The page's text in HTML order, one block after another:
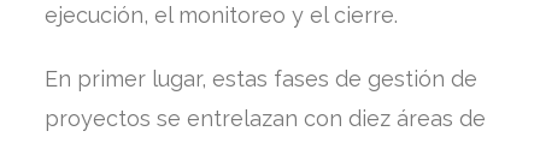
ejecución, el monitoreo y el cierre.
En primer lugar, estas fases de gestión de
proyectos se entrelazan con diez áreas de